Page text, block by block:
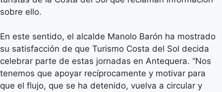
sobre ello.
En este sentido, el alcalde Manolo Barón ha mostrado
su satisfacción de que Turismo Costa del Sol decida
celebrar parte de estas jornadas en Antequera. “Nos
tenemos que apoyar recíprocamente y motivar para
que el flujo, que se ha detenido, vuelva a circular y